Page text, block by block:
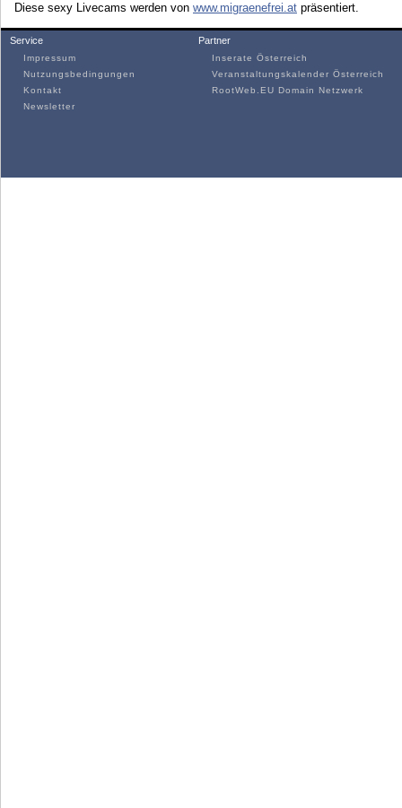
Diese sexy Livecams werden von www.migraenefrei.at präsentiert.
Service
Impressum
Nutzungsbedingungen
Kontakt
Newsletter
Partner
Inserate Österreich
Veranstaltungskalender Österreich
RootWeb.EU Domain Netzwerk